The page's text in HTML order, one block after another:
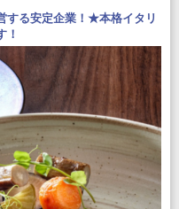
する安定企業！★本格イタリ
！